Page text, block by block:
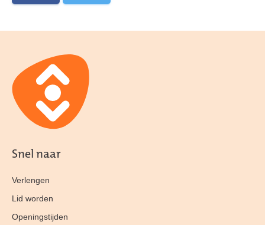
Snel naar
Verlengen
Lid worden
Openingstijden